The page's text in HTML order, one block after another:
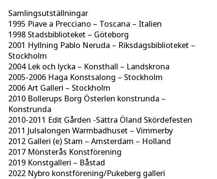
Samlingsutställningar
1995 Piave a Precciano – Toscana – Italien
1998 Stadsbiblioteket – Göteborg
2001 Hyllning Pablo Neruda – Riksdagsbiblioteket –
Stockholm
2004 Lek och lycka – Konsthall – Landskrona
2005-2006 Haga Konstsalong – Stockholm
2006 Art Galleri – Stockholm
2010 Bollerups Borg Österlen konstrunda –
Konstrunda
2010-2011 Edit Gården -Sättra Öland Skördefesten
2011 Julsalongen Warmbadhuset – Vimmerby
2012 Galleri (e) Stam – Amsterdam – Holland
2017 Mönsterås Konstförening
2019 Konstgalleri – Båstad
2022 Nybro konstförening/Pukeberg galleri